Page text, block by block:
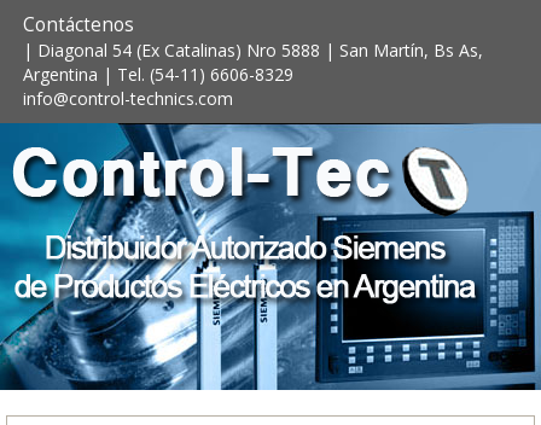
Contáctenos
| Diagonal 54 (Ex Catalinas) Nro 5888 | San Martín, Bs As,
Argentina | Tel. (54-11) 6606-8329
info@control-technics.com